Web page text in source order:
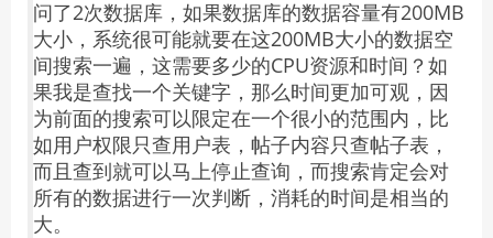
问了2次数据库，如果数据库的数据容量有200MB
大小，系统很可能就要在这200MB大小的数据空
间搜索一遍，这需要多少的CPU资源和时间？如
果我是查找一个关键字，那么时间更加可观，因
为前面的搜索可以限定在一个很小的范围内，比
如用户权限只查用户表，帖子内容只查帖子表，
而且查到就可以马上停止查询，而搜索肯定会对
所有的数据进行一次判断，消耗的时间是相当的
大。